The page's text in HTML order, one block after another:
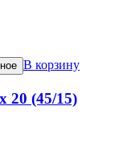
В корзину
20 (45/15)